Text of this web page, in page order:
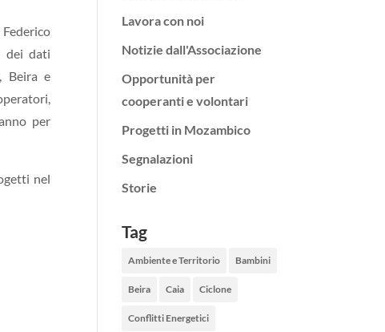
dei dati
Beira e
per
nel
Lavora con noi
Notizie dall'Associazione
Opportunità per
cooperanti e volontari
Progetti in Mozambico
Segnalazioni
Storie
Tag
Ambiente e Territorio Bambini
Beira Caia Ciclone
Conflitti Energetici